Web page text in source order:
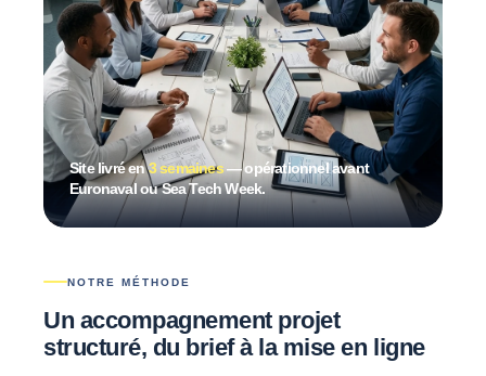
Site livré en3 semaines— opérationnel avant
Euronaval ou Sea Tech Week.
NOTRE MÉTHODE
Un accompagnement projet
structuré, du brief à la mise en ligne